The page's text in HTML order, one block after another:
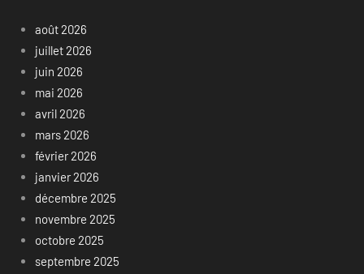
août 2026
juillet 2026
juin 2026
mai 2026
avril 2026
mars 2026
février 2026
janvier 2026
décembre 2025
novembre 2025
octobre 2025
septembre 2025